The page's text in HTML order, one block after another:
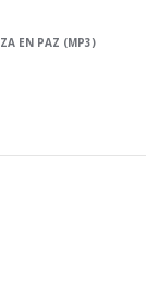
EN PAZ (MP3)